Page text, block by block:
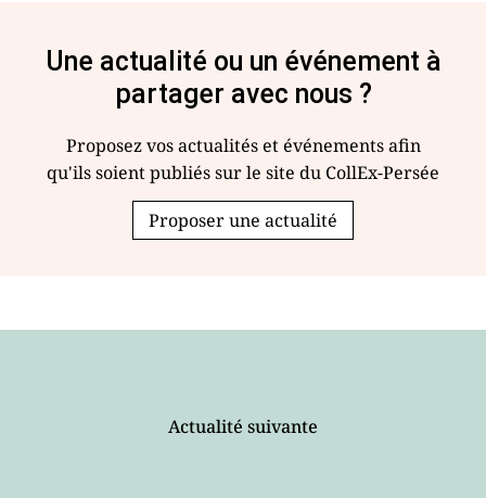
Une actualité ou un événement à
partager avec nous ?
Proposez vos actualités et événements afin
qu'ils soient publiés sur le site du CollEx-Persée
Proposer une actualité
Actualité suivante